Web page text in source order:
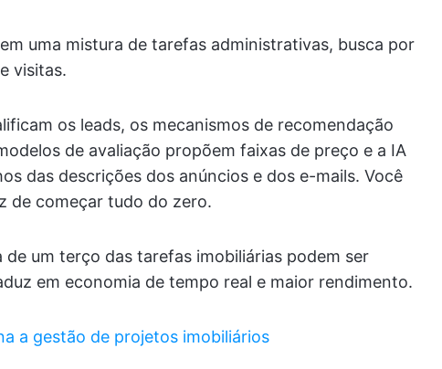
uma mistura de tarefas administrativas, busca por
visitas.
os leads, os mecanismos de recomendação
de avaliação propõem faixas de preço e a IA
das descrições dos anúncios e dos e-mails. Você
de começar tudo do zero.
de um terço das tarefas imobiliárias podem ser
em economia de tempo real e maior rendimento.
a gestão de projetos imobiliários